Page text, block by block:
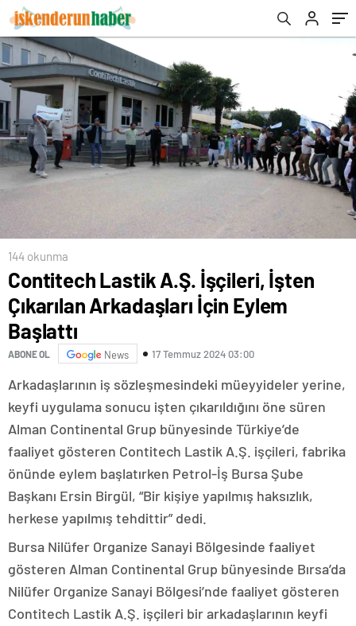
144 okunma
Contitech Lastik A.Ş. İşçileri, İşten
Çıkarılan Arkadaşları İçin Eylem
Başlattı
ABONE OL News 17 Temmuz 2024 03:00
Arkadaşlarının iş sözleşmesindeki müeyyideler yerine,
keyfi uygulama sonucu işten çıkarıldığını öne süren
Alman Continental Grup bünyesinde Türkiye’de
faaliyet gösteren Contitech Lastik A.Ş. işçileri, fabrika
önünde eylem başlatırken Petrol-İş Bursa Şube
Başkanı Ersin Birgül, “Bir kişiye yapılmış haksızlık,
herkese yapılmış tehdittir” dedi.
Bursa Nilüfer Organize Sanayi Bölgesinde faaliyet
gösteren Alman Continental Grup bünyesinde Bırsa’da
Nilüfer Organize Sanayi Bölgesi’nde faaliyet gösteren
Contitech Lastik A.Ş. işçileri bir arkadaşlarının keyfi